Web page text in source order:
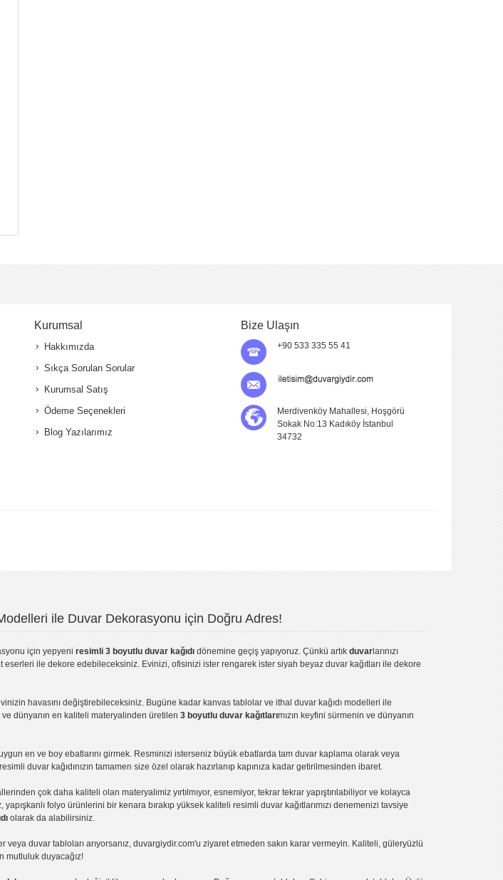
Kurumsal
Hakkımızda
Sıkça Sorulan Sorular
Kurumsal Satış
Ödeme Seçenekleri
Blog Yazılarımız
Bize Ulaşın
+90 533 335 55 41
Merdivenköy Mahallesi, Hoşgörü
Sokak No:13 Kadıköy İstanbul
34732
ile Duvar Dekorasyonu için Doğru Adres!
için yepyeni resimli 3 boyutlu duvar kağıdı dönemine geçiş yapıyoruz. Çünkü artık duvar larınızı
eserleri ile dekore edebileceksiniz. Evinizi, ofisinizi ister rengarek ister siyah beyaz duvar kağıtları ile dekore
havasını değiştirebileceksiniz. Bugüne kadar kanvas tablo lar ve ithal duvar kağıdı modelleri ile
dünyanın en kaliteli materyalinden üretilen 3 boyutlu duvar kağıtlarımızın keyfini sürmenin ve dünyanın
en ve boy ebatlarını girmek. Resminizi isterseniz büyük ebatlarda tam duvar kaplama olarak veya
resimli duvar kağıdınızın tamamen size özel olarak hazırlanıp kapınıza kadar getirilmesinden ibaret.
çok daha kaliteli olan materyalimiz yırtılmıyor, esnemiyor, tekrar tekrar yapıştırılabiliyor ve kolayca
yapışkanlı folyo ürünlerini bir kenara bırakıp yüksek kaliteli resimli duvar kağıtlarımızı denemenizi tavsiye
olarak da alabilirsiniz.
veya duvar tabloları arıyorsanız, duvargiydir.com'u ziyaret etmeden sakın karar vermeyin. Kaliteli, güleryüzlü
mutluluk duyacağız!